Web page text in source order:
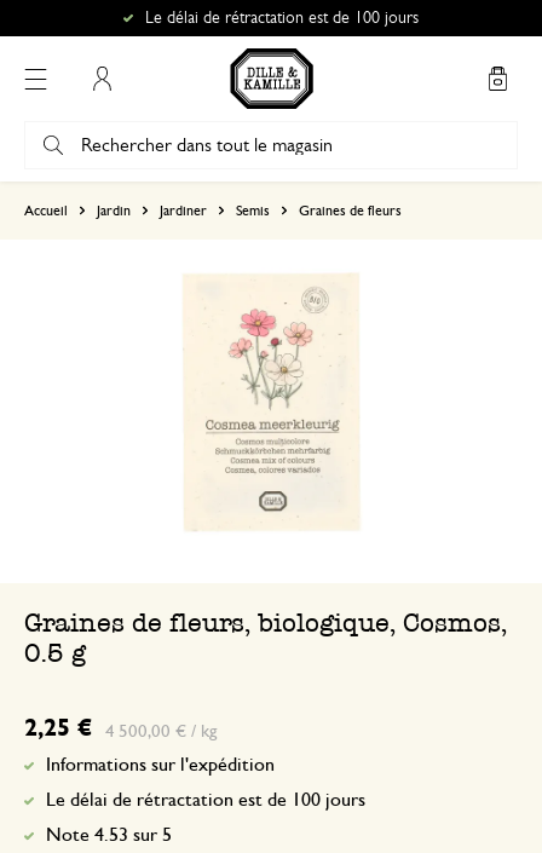
Le délai de rétractation est de 100 jours
Accueil Jardin Jardiner Semis Graines de fleurs
Graines de fleurs, biologique, Cosmos,
0.5 g
2,25 € 4 500,00 € / kg
Informations sur l'expédition
Le délai de rétractation est de 100 jours
Note 4.53 sur 5